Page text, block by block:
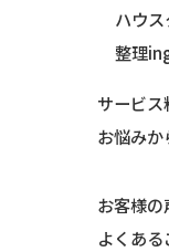
ハウ
整理
サービス
お悩みか
お客様の
よくある